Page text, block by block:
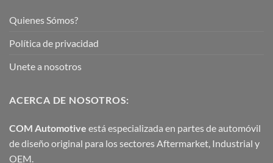
Quienes Sómos?
Política de privacidad
Unete a nosotros
ACERCA DE NOSOTROS:
COM Automotive está especializada en partes de automóvil
de diseño original para los sectores Aftermarket, Industrial y
OEM.